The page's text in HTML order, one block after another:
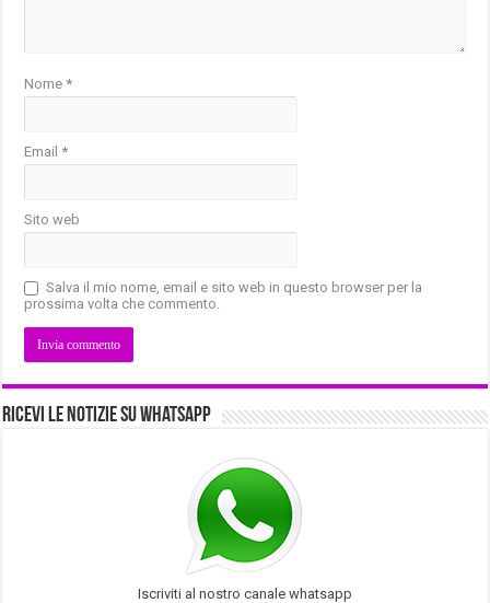
Nome*
Email*
Sito web
Salva il mio nome, email e sito web in questo browser per la
prossima volta che commento.
Ricevi le notizie su Whatsapp
Iscriviti al nostro canale whatsapp